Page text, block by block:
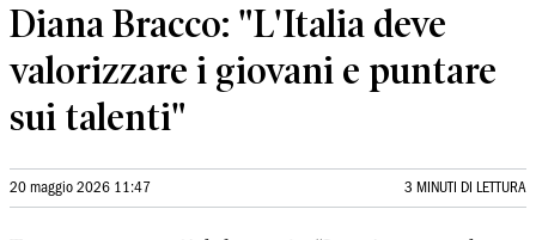
Diana Bracco: "L'Italia deve
valorizzare i giovani e puntare
sui talenti"
20 maggio 2026 11:47 3 MINUTI DI LETTURA